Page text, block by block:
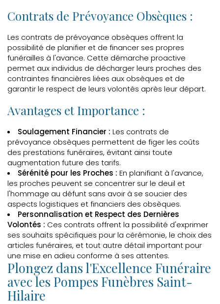
Contrats de Prévoyance Obsèques :
Les contrats de prévoyance obsèques offrent la
possibilité de planifier et de financer ses propres
funérailles à l'avance. Cette démarche proactive
permet aux individus de décharger leurs proches des
contraintes financières liées aux obsèques et de
garantir le respect de leurs volontés après leur départ.
Avantages et Importance :
Soulagement Financier : Les contrats de
prévoyance obsèques permettent de figer les coûts
des prestations funéraires, évitant ainsi toute
augmentation future des tarifs.
Sérénité pour les Proches : En planifiant à l'avance,
les proches peuvent se concentrer sur le deuil et
l'hommage au défunt sans avoir à se soucier des
aspects logistiques et financiers des obsèques.
Personnalisation et Respect des Dernières
Volontés : Ces contrats offrent la possibilité d'exprimer
ses souhaits spécifiques pour la cérémonie, le choix des
articles funéraires, et tout autre détail important pour
une mise en adieu conforme à ses attentes.
Plongez dans l'Excellence Funéraire
avec les Pompes Funèbres Saint-
Hilaire